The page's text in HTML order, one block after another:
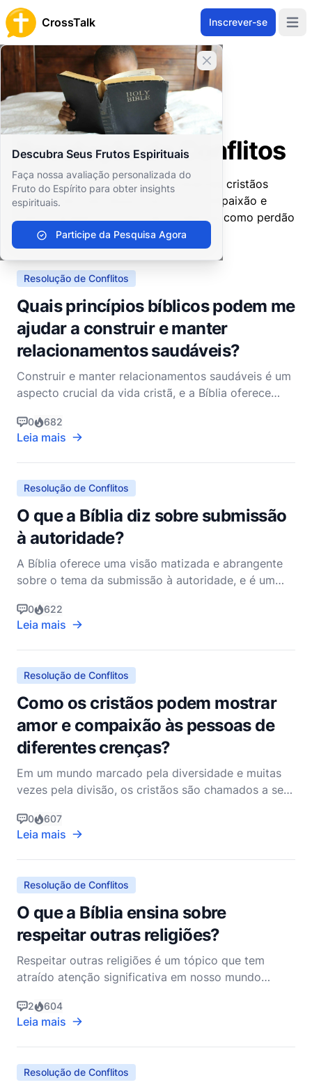
CrossTalk Inscrever-se
Fechar banner
Descubra Seus Frutos Espirituais
Faça nossa avaliação personalizada do
Fruto do Espírito para obter insights
espirituais.
Participe da Pesquisa Agora
Home
Arquivo de Perguntas
Vida Cristã
Desenvolvimento Profissional e Pessoal
Resolução de Conflitos
Resolução de Conflitos
A resolução de conflitos em ambientes cristãos
envolve abordar desacordos com compaixão e
justiça, guiados por princípios bíblicos como perdão
e reconciliação.
Resolução de Conflitos
Quais princípios bíblicos podem me
ajudar a construir e manter
relacionamentos saudáveis?
Construir e manter relacionamentos saudáveis é um
aspecto crucial da vida cristã, e a Bíblia oferece
tópico. Os princípios encontrados nas Escrituras
podem nos ajudar a navegar pelas complexidades
das interações humanas, promovendo
relacionamentos que
0 682
Leia mais
Resolução de Conflitos
O que a Bíblia diz sobre submissão
à autoridade?
A Bíblia oferece uma visão matizada e abrangente
sobre o tema da submissão à autoridade, e é um
quanto profissionais da vida de um cristão. Ao
explorarmos esse tema, é essencial considerar a
narrativa bíblica mais ampla e os ensinamentos
específicos que or
0 622
Leia mais
Resolução de Conflitos
Como os cristãos podem mostrar
amor e compaixão às pessoas de
diferentes crenças?
Em um mundo marcado pela diversidade e muitas
vezes pela divisão, os cristãos são chamados a ser
de Cristo para todas as pessoas,
independentemente de suas crenças. Este chamado
não é meramente uma sugestão, mas um comando
enraizado na própria essênci
0 607
Leia mais
Resolução de Conflitos
O que a Bíblia ensina sobre
respeitar outras religiões?
Respeitar outras religiões é um tópico que tem
atraído atenção significativa em nosso mundo
chamados a navegar por essa questão com verdade
e graça, incorporando o amor de Cristo enquanto
mantemos firmes nossas convicções. A Bíblia
fornece uma estrut
2 604
Leia mais
Resolução de Conflitos